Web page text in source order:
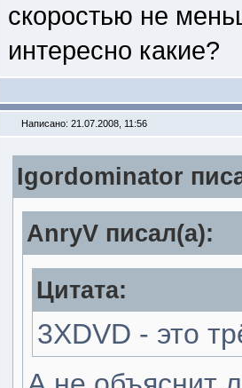
скоростью не
интересно какие?
Написано: 21.07.2008, 11:56
Igordominator
AnryV писал(a):
Цитата:
3XDVD - это